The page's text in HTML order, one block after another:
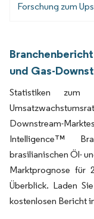
Forschung zum
und Gas-
Statistiken
Downstream-
Intelligence™
brasilianischen Öl-
Marktprognose für
Überblick. Laden
kostenlosen Bericht